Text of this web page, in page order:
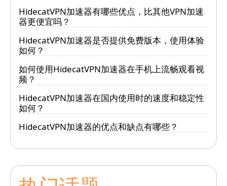
HidecatVPN加速器有哪些优点，比其他VPN加速
器更便宜吗？
HidecatVPN加速器是否提供免费版本，使用体验
如何？
如何使用HidecatVPN加速器在手机上流畅观看视
频？
HidecatVPN加速器在国内使用时的速度和稳定性
如何？
HidecatVPN加速器的优点和缺点有哪些？